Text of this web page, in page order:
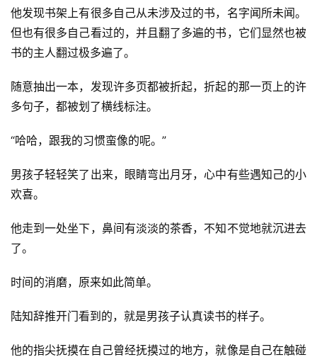
他发现书架上有很多自己从未涉及过的书，名字闻所未闻。
但也有很多自己看过的，并且翻了多遍的书，它们显然也被
书的主人翻过极多遍了。
随意抽出一本，发现许多页都被折起，折起的那一页上的许
多句子，都被划了横线标注。
“哈哈，跟我的习惯蛮像的呢。”
男孩子轻轻笑了出来，眼睛弯出月牙，心中有些遇知己的小
欢喜。
他走到一处坐下，鼻间有淡淡的茶香，不知不觉地就沉进去
了。
时间的消磨，原来如此简单。
陆知辞推开门看到的，就是男孩子认真读书的样子。
他的指尖抚摸在自己曾经抚摸过的地方，就像是自己在触碰